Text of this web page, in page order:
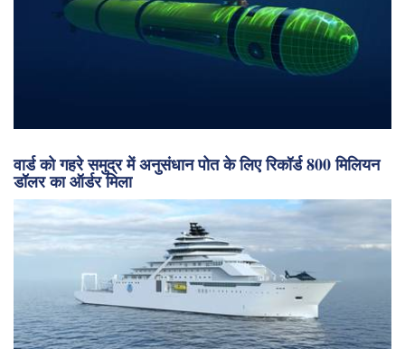
वार्ड को गहरे समुद्र में अनुसंधान पोत के लिए रिकॉर्ड 800 मिलियन
डॉलर का ऑर्डर मिला